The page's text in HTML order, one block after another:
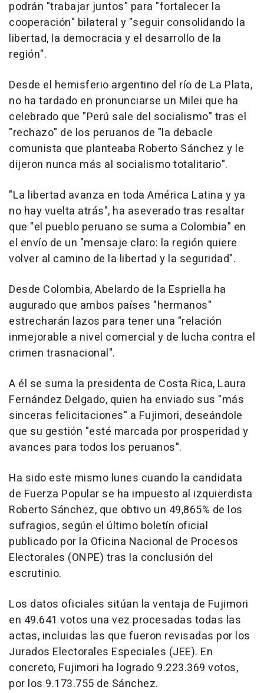
podrán "trabajar juntos" para "fortalecer la
cooperación" bilateral y "seguir consolidando la
libertad, la democracia y el desarrollo de la
región".
Desde el hemisferio argentino del río de La Plata,
no ha tardado en pronunciarse un Milei que ha
celebrado que "Perú sale del socialismo" tras el
"rechazo" de los peruanos de "la debacle
comunista que planteaba Roberto Sánchez y le
dijeron nunca más al socialismo totalitario".
"La libertad avanza en toda América Latina y ya
no hay vuelta atrás", ha aseverado tras resaltar
que "el pueblo peruano se suma a Colombia" en
el envío de un "mensaje claro: la región quiere
volver al camino de la libertad y la seguridad".
Desde Colombia, Abelardo de la Espriella ha
augurado que ambos países "hermanos"
estrecharán lazos para tener una "relación
inmejorable a nivel comercial y de lucha contra el
crimen trasnacional".
A él se suma la presidenta de Costa Rica, Laura
Fernández Delgado, quien ha enviado sus "más
sinceras felicitaciones" a Fujimori, deseándole
que su gestión "esté marcada por prosperidad y
avances para todos los peruanos".
Ha sido este mismo lunes cuando la candidata
de Fuerza Popular se ha impuesto al izquierdista
Roberto Sánchez, que obtivo un 49,865% de los
sufragios, según el último boletín oficial
publicado por la Oficina Nacional de Procesos
Electorales (ONPE) tras la conclusión del
escrutinio.
Los datos oficiales sitúan la ventaja de Fujimori
en 49.641 votos una vez procesadas todas las
actas, incluidas las que fueron revisadas por los
Jurados Electorales Especiales (JEE). En
concreto, Fujimori ha logrado 9.223.369 votos,
por los 9.173.755 de Sánchez.